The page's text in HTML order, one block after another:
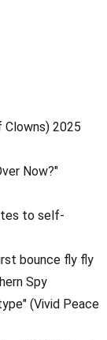
Clowns) 2025
Now?"
to self-
bounce fly fly
Spy
(Vivid Peace